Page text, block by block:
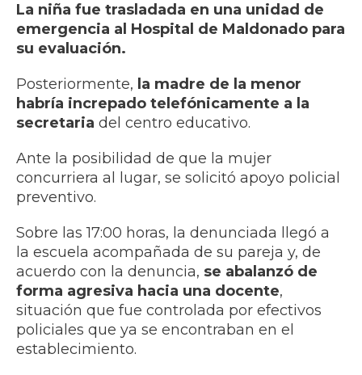
La niña fue trasladada en una unidad de
emergencia al Hospital de Maldonado para
su evaluación.
Posteriormente, la madre de la menor
habría increpado telefónicamente a la
secretaria del centro educativo.
Ante la posibilidad de que la mujer
concurriera al lugar, se solicitó apoyo policial
preventivo.
Sobre las 17:00 horas, la denunciada llegó a
la escuela acompañada de su pareja y, de
acuerdo con la denuncia, se abalanzó de
forma agresiva hacia una docente,
situación que fue controlada por efectivos
policiales que ya se encontraban en el
establecimiento.